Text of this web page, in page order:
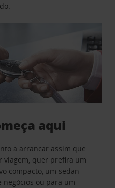
aqui
a arrancar assim que
viagem, quer prefira um
compacto, um sedan
negócios ou para um